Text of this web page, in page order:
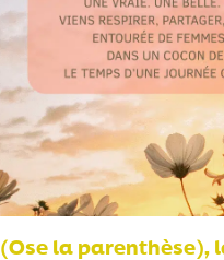
(Ose la parenthèse),